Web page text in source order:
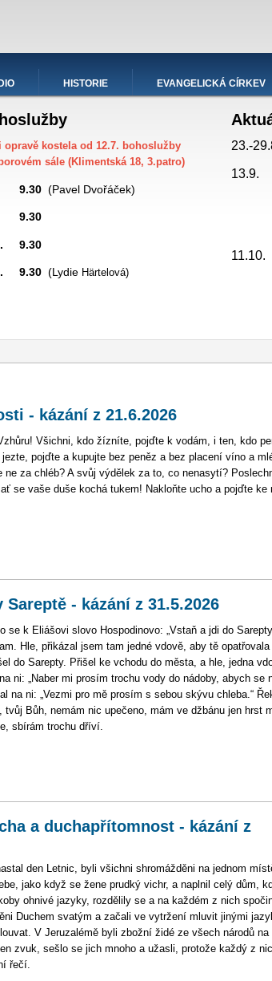
HISTORIE EVANGELICKÁ CÍRKEV
opravě kostela od 12.7. bohoslužby
sále (Klimentská 18, 3.patro)
9.30 (Pavel Dvořáček)
9.30
9.30
9.30(Lydie Härtelová)
23.-
13.9.
- kázání z 21.6.2026
Všichni, kdo žízníte, pojďte k vodám, i ten, kdo
pojďte a kupujte bez peněz a bez placení víno a
ne za chléb? A svůj výdělek za to, co nenasytí?
se vaše duše kochá tukem! Nakloňte ucho a pojďte ke
- kázání z 31.5.2026
se k Eliášovi slovo Hospodinovo: „Vstaň a jdi do
Hle, přikázal jsem tam jedné vdově, aby tě opatřovala
do Sarepty. Přišel ke vchodu do města, a hle, jedna
ni: „Naber mi prosím trochu vody do nádoby, abych se
na ni: „Vezmi pro mě prosím s sebou skývu chleba.“
tvůj Bůh, nemám nic upečeno, mám ve džbánu jen hrst
sbírám trochu dříví.
a duchapřítomnost - kázání z
den Letnic, byli všichni shromážděni na jednom
jako když se žene prudký vichr, a naplnil celý dům,
ohnivé jazyky, rozdělily se a na každém z nich
Duchem svatým a začali ve vytržení mluvit jinými
V Jeruzalémě byli zbožní židé ze všech národů na
zvuk, sešlo se jich mnoho a užasli, protože každý z
řečí.